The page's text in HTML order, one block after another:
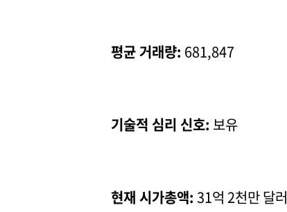
평균 거래량: 681,847
기술적 심리 신호: 보유
현재 시가총액: 31억 2천만 달러